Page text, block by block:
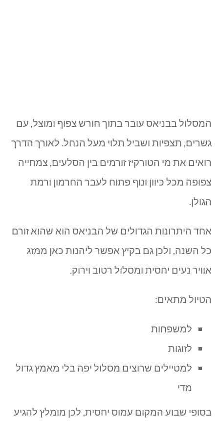
המסלול בבניאס עובר בתוך חורש צפוף ומוצל, עם
גשרים, תצפיות ושביל תלוי מעל הנחל. לאורך הדרך
רואים את מי הטורקיז זורמים בין הסלעים, צמחייה
צפופה מכל כיוון ונוף פתוח לעבר החרמון ורמת
הגולן.
אחד היתרונות הגדולים של הבניאס הוא שהוא זורם
כל השנה, ולכן גם בקיץ אפשר ליהנות כאן ממזג
אוויר נעים יחסית ומסלול רטוב וירוק.
הטיול מתאים:
למשפחות
לזוגות
למטיילים שרוצים מסלול יפה בלי מאמץ גדול
מדי
בסופי שבוע המקום עמוס יחסית, לכן מומלץ להגיע